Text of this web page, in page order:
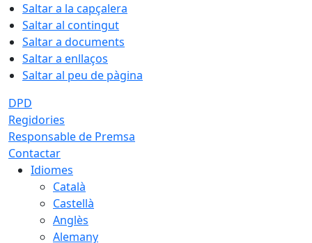
Saltar a la capçalera
Saltar al contingut
Saltar a documents
Saltar a enllaços
Saltar al peu de pàgina
DPD
Regidories
Responsable de Premsa
Contactar
Idiomes
Català
Castellà
Anglès
Alemany